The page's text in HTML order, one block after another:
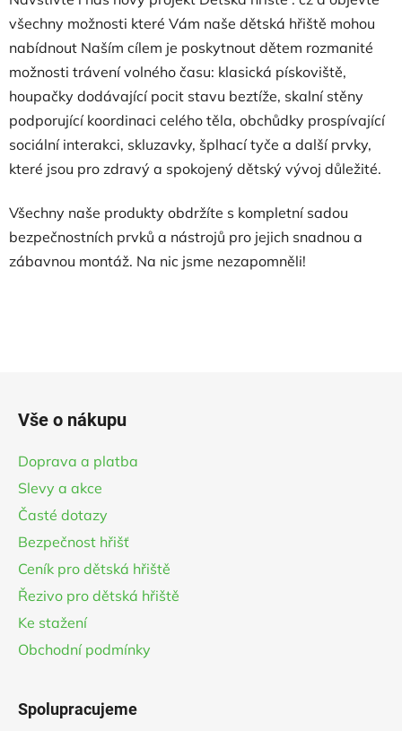
všechny možnosti které Vám naše dětská hřiště mohou
nabídnout Naším cílem je poskytnout dětem rozmanité
možnosti trávení volného času: klasická pískoviště,
houpačky dodávající pocit stavu beztíže, skalní stěny
podporující koordinaci celého těla, obchůdky prospívající
sociální interakci, skluzavky, šplhací tyče a další prvky,
které jsou pro zdravý a spokojený dětský vývoj důležité.
Všechny naše produkty obdržíte s kompletní sadou
bezpečnostních prvků a nástrojů pro jejich snadnou a
zábavnou montáž. Na nic jsme nezapomněli!
Vše o nákupu
Doprava a platba
Slevy a akce
Časté dotazy
Bezpečnost hřišť
Ceník pro dětská hřiště
Řezivo pro dětská hřiště
Ke stažení
Obchodní podmínky
Spolupracujeme